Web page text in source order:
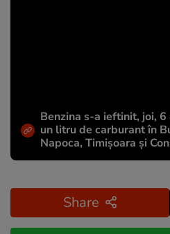
Benzina s-a ieftinit, joi,
un litru de carburant în
Napoca, Timișoara și
Share